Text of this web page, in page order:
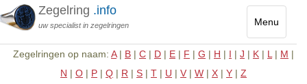
Menu
Toggle
Zegelring .info
uw specialist in zegelringen
Zegelringen op naam: A| B | C | D | E | F | G | H | I | J | K | L | M |
N | O | P | Q | R | S | T | U | V | W | X | Y | Z